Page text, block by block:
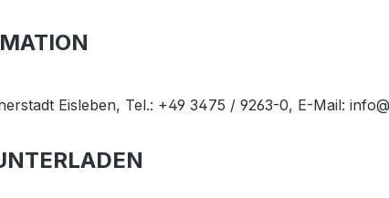
Eisleben, Tel.: +49 3475 / 9263-0, E-Mail: